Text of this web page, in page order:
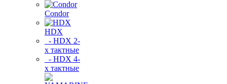
Condor
HDX
- HDX 2-
х тактные
- HDX 4-
х тактные